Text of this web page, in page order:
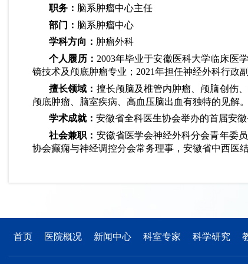
职务： 脑系肿瘤中心主任
部门： 脑系肿瘤中心
学科方向： 肿瘤外科
个人履历： 2003年毕业于安徽医科大学临床医
镜技术及颅底肿瘤专业；2021年担任神经外科行政
擅长领域： 擅长颅脑及椎管内肿瘤、颅脑创伤
颅底肿瘤、脑室疾病、高血压脑出血有独特的见解。
学术成就：安徽省全科医生协会举办的首届安
社会兼职： 安徽省医学会神经外科分会青年委
协会癫痫与神经调控分会常务理事，安徽省中西医
首页 医院概况 新闻中心 科室专家 科学研究